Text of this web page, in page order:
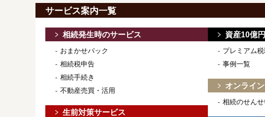
サービス案内一覧
相続発生時のサービス
おまかせパック
相続税申告
相続手続き
不動産売買・活用
生前対策サービス
資産10億
プレミアム
事例一覧
オンライ
相続のせん